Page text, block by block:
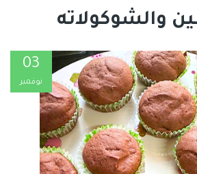
والشوكولاته
03
نوفمبر